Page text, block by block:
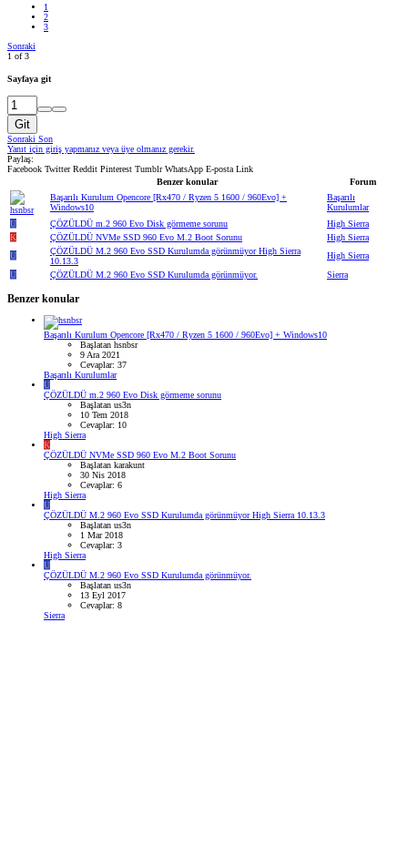
1
2
3
Sonraki
1 of 3
Sayfaya git
Git
Sonraki Son
Yanıt için giriş yapmanız veya üye olmanız gerekir.
Paylaş:
Facebook Twitter Reddit Pinterest Tumblr WhatsApp E-posta Link
Benzer konular
Forum
Başarılı Kurulum Opencore [Rx470 / Ryzen 5 1600 / 960Evo] +
Windows10
Başarılı
Kurulumlar
U
ÇÖZÜLDÜ m.2 960 Evo Disk görmeme sorunu
High Sierra
K
ÇÖZÜLDÜ NVMe SSD 960 Evo M.2 Boot Sorunu
High Sierra
U
ÇÖZÜLDÜ M.2 960 Evo SSD Kurulumda görünmüyor High Sierra
10.13.3
High Sierra
U
ÇÖZÜLDÜ M.2 960 Evo SSD Kurulumda görünmüyor. Sierra
Benzer konular
Başarılı Kurulum Opencore [Rx470 / Ryzen 5 1600 / 960Evo] + Windows10
Başlatan hsnbsr
9 Ara 2021
Cevaplar: 37
Başarılı Kurulumlar
U
ÇÖZÜLDÜ m.2 960 Evo Disk görmeme sorunu
Başlatan us3n
10 Tem 2018
Cevaplar: 10
High Sierra
K
ÇÖZÜLDÜ NVMe SSD 960 Evo M.2 Boot Sorunu
Başlatan karakunt
30 Nis 2018
Cevaplar: 6
High Sierra
U
ÇÖZÜLDÜ M.2 960 Evo SSD Kurulumda görünmüyor High Sierra 10.13.3
Başlatan us3n
1 Mar 2018
Cevaplar: 3
High Sierra
U
ÇÖZÜLDÜ M.2 960 Evo SSD Kurulumda görünmüyor.
Başlatan us3n
13 Eyl 2017
Cevaplar: 8
Sierra